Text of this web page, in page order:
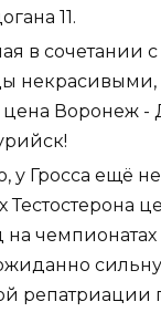
11.
в сочетании
цена Воронеж -
у Гросса ещё
на
репатриации